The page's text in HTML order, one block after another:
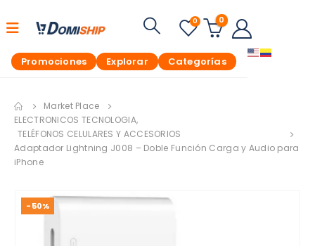
0 0
Promociones Explorar Categorías
Market Place
ELECTRONICOS TECNOLOGIA,
TELÉFONOS CELULARES Y ACCESORIOS
Adaptador Lightning J008 – Doble Función Carga y Audio para
iPhone
-50%